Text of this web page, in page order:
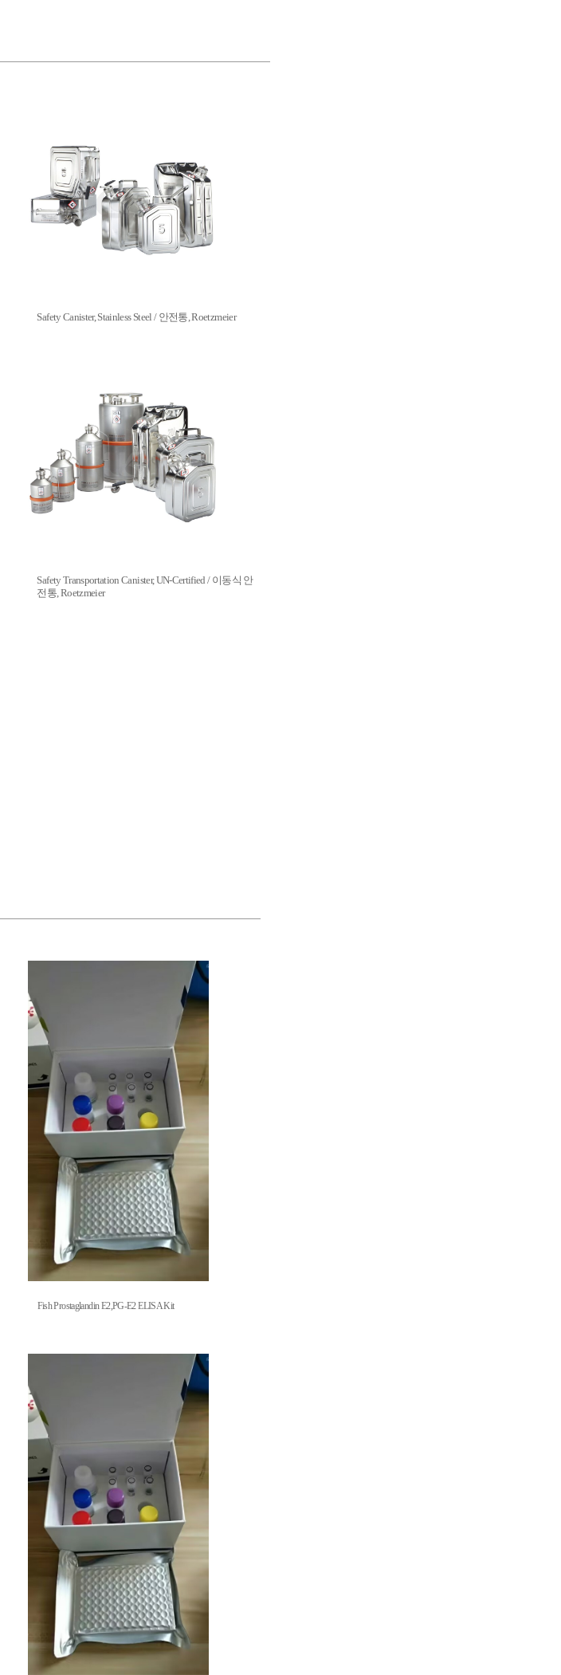
Safety Canister, Stainless Steel / 안전통, Roetzmeier
Safety Transportation Canister, UN-Certified / 이동식 안
전통, Roetzmeier
Fish Prostaglandin E2,PG-E2 ELISA Kit